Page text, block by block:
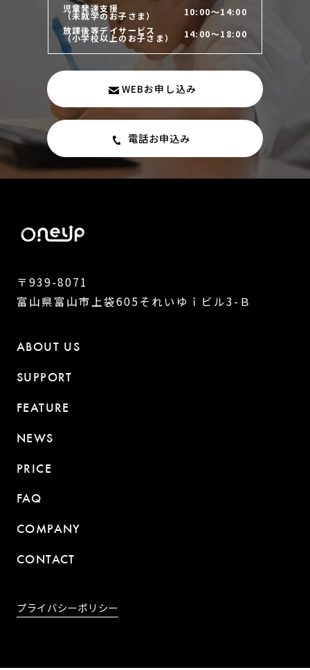
児童発達支援
（未就学のお子さま）
10:00～14:00
放課後等デイサービス
（小学校以上のお子さま） 14:00～18:00
WEBお申し込み
電話お申込み
〒939-8071
富山県富山市上袋605それいゆｉビル3-Ｂ
ABOUT US
SUPPORT
FEATURE
NEWS
PRICE
FAQ
COMPANY
CONTACT
プライバシーポリシー